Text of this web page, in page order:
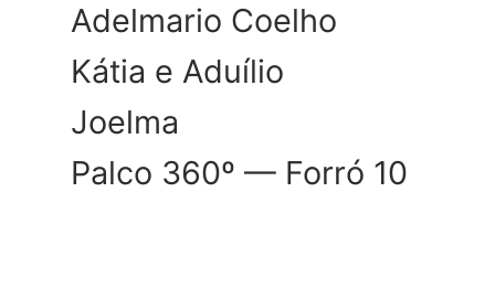
Adelmario Coelho
Kátia e Aduílio
Joelma
Palco 360º — Forró 10